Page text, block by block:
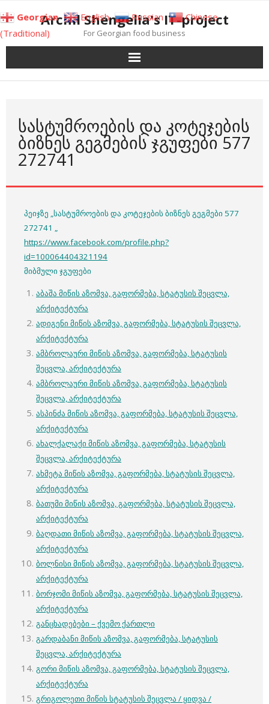
to
content
Archil Shengelia's IT-project
For Georgian food business
ᲡᲐᲡᲢᲣᲛᲠᲝᲔᲑᲘᲡ ᲓᲐ ᲙᲝᲢᲔᲯᲔᲑᲘᲡ
ᲑᲘᲖᲜᲔᲡ ᲒᲔᲒᲛᲔᲑᲘᲡ ᲯᲒᲣᲤᲔᲑᲘ 577
272741
პეიჯზე „სასტუმროების და კოტეჯების ბიზნეს გეგმები 577
272741 „
https://www.facebook.com/profile.php?
id=100064404321194
მიბმული ჯგუფები
აბაშა მიწის აზომვა, გაფორმება, სტატუსის შეცვლა,
არქიტექტურა
ადიგენი მიწის აზომვა, გაფორმება, სტატუსის შეცვლა,
არქიტექტურა
ამბროლაური მიწის აზომვა, გაფორმება, სტატუსის
შეცვლა, არქიტექტურა
ამბროლაური მიწის აზომვა, გაფორმება, სტატუსის
შეცვლა, არქიტექტურა
ასპინძა მიწის აზომვა, გაფორმება, სტატუსის შეცვლა,
არქიტექტურა
ახალქალაქი მიწის აზომვა, გაფორმება, სტატუსის
შეცვლა, არქიტექტურა
ახმეტა მიწის აზომვა, გაფორმება, სტატუსის შეცვლა,
არქიტექტურა
ბათუმი მიწის აზომვა, გაფორმება, სტატუსის შეცვლა,
არქიტექტურა
ბაღდათი მიწის აზომვა, გაფორმება, სტატუსის შეცვლა,
არქიტექტურა
ბოლნისი მიწის აზომვა, გაფორმება, სტატუსის შეცვლა,
არქიტექტურა
ბორჯომი მიწის აზომვა, გაფორმება, სტატუსის შეცვლა,
არქიტექტურა
განცხადებები – ქვემო ქართლი
გარდაბანი მიწის აზომვა, გაფორმება, სტატუსის
შეცვლა, არქიტექტურა
გორი მიწის აზომვა, გაფორმება, სტატუსის შეცვლა,
არქიტექტურა
გრიგოლეთი მიწის სტატუსის შეცვლა / ყიდვა /
Georgian English Russian
Chinese
(Traditional)